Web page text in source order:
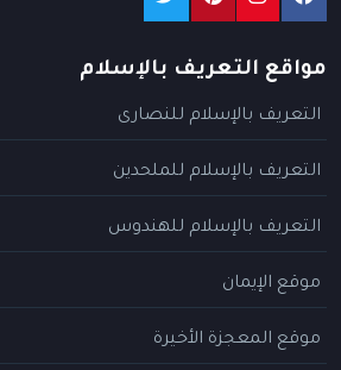
مواقع التعريف بالإسلام
التعريف بالإسلام للنصارى
التعريف بالإسلام للملحدين
التعريف بالإسلام للهندوس
موقع الإيمان
موقع المعجزة الأخيرة